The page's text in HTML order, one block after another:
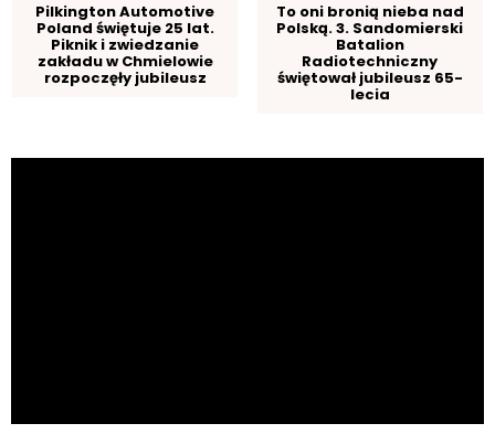
Pilkington Automotive
Poland świętuje 25 lat.
Piknik i zwiedzanie
zakładu w Chmielowie
rozpoczęły jubileusz
To oni bronią nieba nad
Polską. 3. Sandomierski
Batalion
Radiotechniczny
świętował jubileusz 65-
lecia